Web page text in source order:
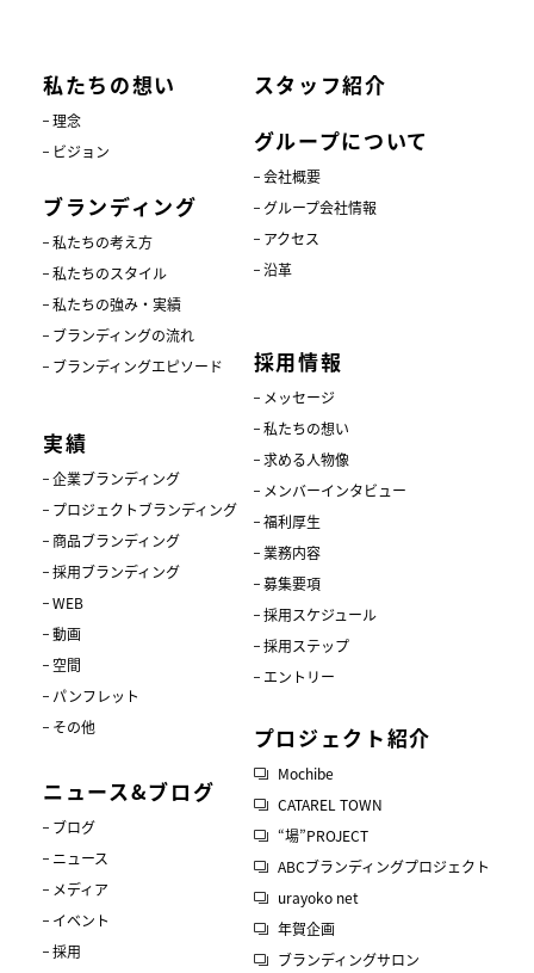
私たちの想い
理念
ビジョン
ブランディング
私たちの考え方
私たちのスタイル
私たちの強み・実績
ブランディングの流れ
ブランディングエピソード
実績
企業ブランディング
プロジェクトブランディング
商品ブランディング
採用ブランディング
WEB
動画
空間
パンフレット
その他
ニュース&ブログ
ブログ
ニュース
メディア
イベント
採用
スタッフ紹介
グループについて
会社概要
グループ会社情報
アクセス
沿革
採用情報
メッセージ
私たちの想い
求める人物像
メンバーインタビュー
福利厚生
業務内容
募集要項
採用スケジュール
採用ステップ
エントリー
プロジェクト紹介
Mochibe
CATAREL TOWN
“場”PROJECT
ABCブランディングプロジェクト
urayoko net
年賀企画
ブランディングサロン